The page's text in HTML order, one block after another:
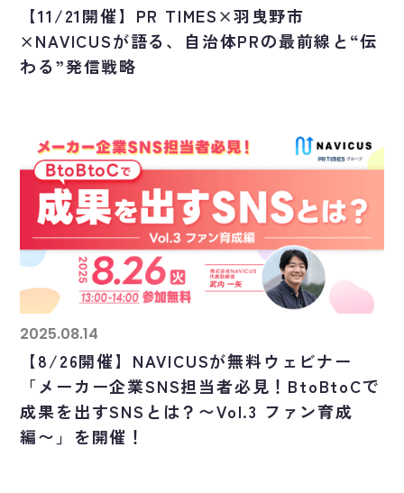
【11/21開催】PR TIMES×羽曳野市
×NAVICUSが語る、自治体PRの最前線と“伝
わる”発信戦略
2025.08.14
【8/26開催】NAVICUSが無料ウェビナー
「メーカー企業SNS担当者必見！BtoBtoCで
成果を出すSNSとは？〜Vol.3 ファン育成
編〜」を開催！